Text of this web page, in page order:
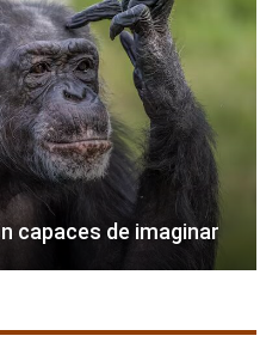
capaces de imaginar